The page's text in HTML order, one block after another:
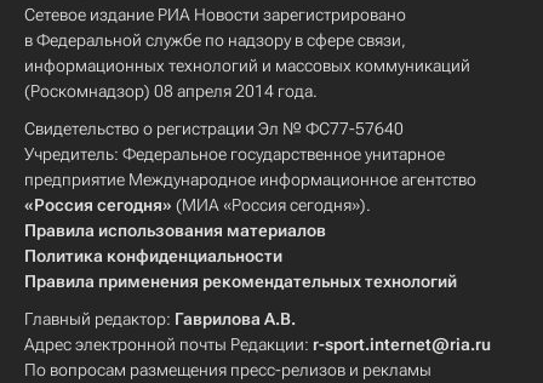
Сетевое издание РИА Новости зарегистрировано
в Федеральной службе по надзору в сфере связи,
информационных технологий и массовых коммуникаций
(Роскомнадзор) 08 апреля 2014 года.
Свидетельство о регистрации Эл № ФС77-57640
Учредитель: Федеральное государственное унитарное
предприятие Международное информационное агентство
«Россия сегодня» (МИА «Россия сегодня»).
Правила использования материалов
Политика конфиденциальности
Правила применения рекомендательных технологий
Главный редактор: Гаврилова А.В.
Адрес электронной почты Редакции: r-sport.internet@ria.ru
По вопросам размещения пресс-релизов и рекламы